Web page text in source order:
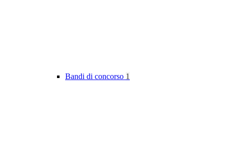
Bandi di concorso 1